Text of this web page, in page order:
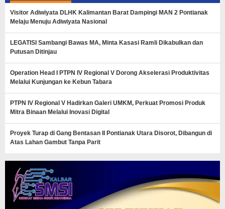
Visitor Adiwiyata DLHK Kalimantan Barat Dampingi MAN 2 Pontianak
Melaju Menuju Adiwiyata Nasional
LEGATISI Sambangi Bawas MA, Minta Kasasi Ramli Dikabulkan dan
Putusan Ditinjau
Operation Head I PTPN IV Regional V Dorong Akselerasi Produktivitas
Melalui Kunjungan ke Kebun Tabara
PTPN IV Regional V Hadirkan Galeri UMKM, Perkuat Promosi Produk
Mitra Binaan Melalui Inovasi Digital
Proyek Turap di Gang Bentasan II Pontianak Utara Disorot, Dibangun di
Atas Lahan Gambut Tanpa Parit